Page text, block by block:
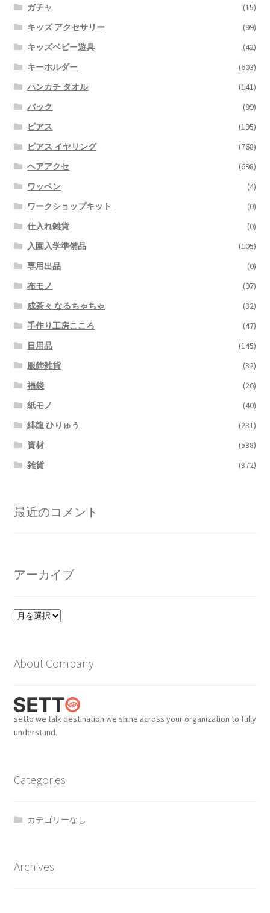
ガチャ
(15)
キッズ アクセサリー
(99)
キッズベビー遊具
(42)
キーホルダー
(603)
ハンカチ タオル
(141)
バック
(99)
ピアス
(195)
ピアス イヤリング
(768)
ヘアアクセ
(698)
ワッペン
(4)
ワークショップキット
(0)
仕入れ雑貨
(0)
入園入学準備品
(105)
専用出品
(0)
布モノ
(97)
成茶々 なるちゃちゃ
(32)
手作り工房こころ
(47)
日用品
(145)
服飾雑貨
(32)
福袋
(26)
紙モノ
(40)
緋龍 ひりゅう
(231)
資材
(538)
雑貨
(372)
最近のコメント
アーカイブ
ア
ブ
About Company
setto we talk destination we shine across your organization to fully
understand.
Categories
カテゴリーなし
Archives